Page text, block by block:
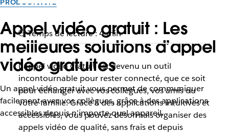
PRODUCTIVITÉ
Appel vidéo gratuit : Les
meilleures solutions d’appel
vidéo gratuites
Un appel vidéo gratuit vous permet de communiquer
facilement avec vos collègues, grâce à des applications
accessibles depuis n'importe quel appareil.
Temps de lecture : 4 min
L’appel vidéo gratuit est devenu un outil
incontournable pour rester connecté, que ce soit
pour échanger avec vos collègues, vos amis ou
votre famille. Grâce à des applications intuitives et
accessibles, vous pouvez désormais organiser des
appels vidéo de qualité, sans frais et depuis